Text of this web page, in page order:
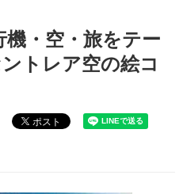
機・空・旅をテー
トレア空の絵コ
ポスト